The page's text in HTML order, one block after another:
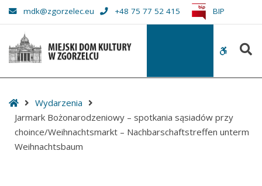
Jarmark
Bożonarodzeniowy
spotkania
sąsiadów
choince/Weihnachtsmarkt
Nachbarschaftstreffen
unterm
mdk@zgorzelec.eu +48 75 77 52 415 BIP
WCAG
StartWydarzenia
Jarmark Bożonarodzeniowy – spotkania sąsiadów przy
choince/Weihnachtsmarkt – Nachbarschaftstreffen unterm
Weihnachtsbaum